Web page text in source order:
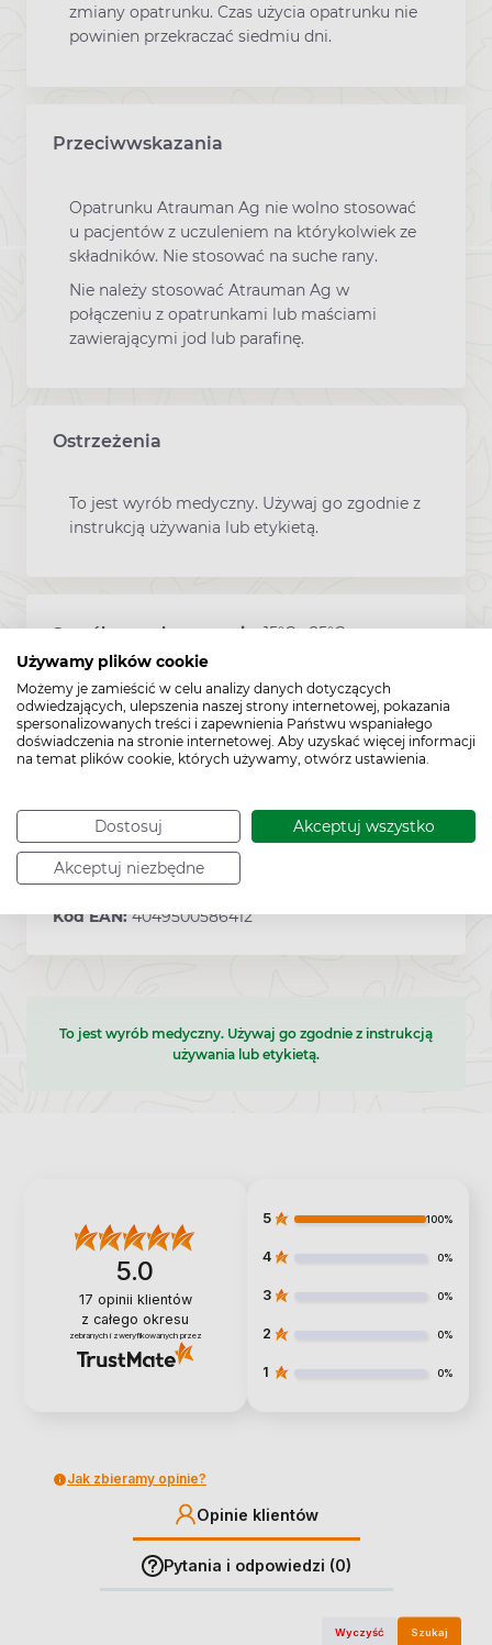
Używamy plików cookie
Możemy je zamieścić w celu analizy danych dotyczących
odwiedzających, ulepszenia naszej strony internetowej, pokazania
spersonalizowanych treści i zapewnienia Państwu wspaniałego
doświadczenia na stronie internetowej. Aby uzyskać więcej informacji
na temat plików cookie, których używamy, otwórz ustawienia.
Dostosuj Akceptuj wszystko
Akceptuj niezbędne
zmiany opatrunku. Czas użycia opatrunku nie
powinien przekraczać siedmiu dni.
Przeciwwskazania
Opatrunku Atrauman Ag nie wolno stosować
u pacjentów z uczuleniem na którykolwiek ze
składników. Nie stosować na suche rany.
Nie należy stosować Atrauman Ag w
połączeniu z opatrunkami lub maściami
zawierającymi jod lub parafinę.
Ostrzeżenia
To jest wyrób medyczny. Używaj go zgodnie z
instrukcją używania lub etykietą.
Sposób przechowywania:15°C - 25°C
Producent:HARTMANN
Pozwolenie: MA
Kod EAN:4049500586412
To jest wyrób medyczny. Używaj go zgodnie z instrukcją
używania lub etykietą.
5.0
17 opinii klientów
z całego okresu
zebranych i zweryfikowanych przez
5 100%
4 0%
3 0%
2 0%
1 0%
Jak zbieramy opinie?
Opinie klientów
Pytania i odpowiedzi (0)
Wyczyść Szukaj